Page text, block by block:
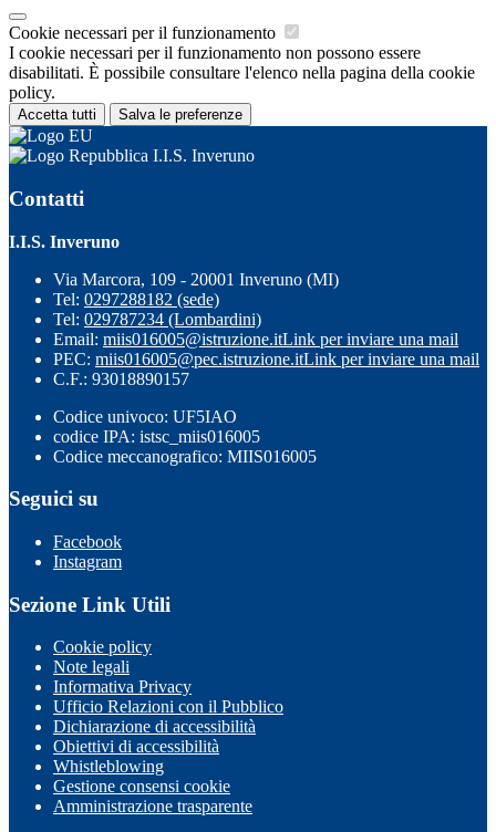
Cookie necessari per il funzionamento
I cookie necessari per il funzionamento non possono essere
disabilitati. È possibile consultare l'elenco nella pagina della cookie
policy.
Accetta tutti Salva le preferenze
I.I.S. Inveruno
Contatti
I.I.S. Inveruno
Via Marcora, 109 - 20001 Inveruno (MI)
Tel: 0297288182 (sede)
Tel: 029787234 (Lombardini)
Email: miis016005@istruzione.itLink per inviare una mail
PEC: miis016005@pec.istruzione.itLink per inviare una mail
C.F.: 93018890157
Codice univoco: UF5IAO
codice IPA: istsc_miis016005
Codice meccanografico: MIIS016005
Seguici su
Facebook
Instagram
Sezione Link Utili
Cookie policy
Note legali
Informativa Privacy
Ufficio Relazioni con il Pubblico
Dichiarazione di accessibilità
Obiettivi di accessibilità
Whistleblowing
Gestione consensi cookie
Amministrazione trasparente